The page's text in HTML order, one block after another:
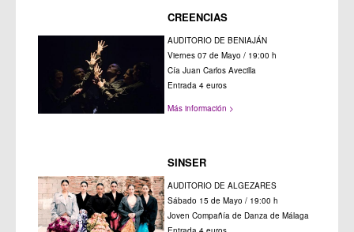
CREENCIAS
AUDITORIO DE BENIAJÁN
Viernes 07 de Mayo / 19:00 h
Cía Juan Carlos Avecilla
Entrada 4 euros
Más información >
SINSER
AUDITORIO DE ALGEZARES
Sábado 15 de Mayo / 19:00 h
Joven Compañía de Danza de Málaga